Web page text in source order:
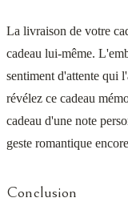
La livraison de votre
cadeau lui-même.
sentiment d'attente qui
révélez ce cadeau
cadeau d'une note
geste romantique
Conclusion